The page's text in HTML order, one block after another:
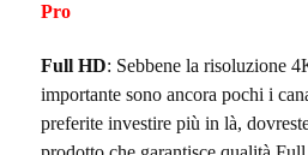
Pro
Full HD: Sebbene la risoluzione
importante sono ancora pochi i
preferite investire più in là,